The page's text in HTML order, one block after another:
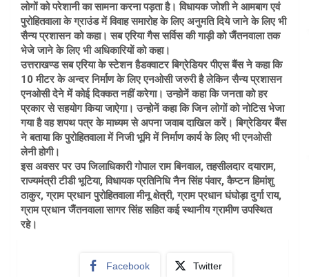
लोगों को परेशानी का सामना करना पड़ता है। विधायक जोशी ने आमबाग एवं
पुरोहितवाला के ग्राउंड में विवाह समारोह के लिए अनुमति दिये जाने के लिए भी
सैन्य प्रशासन को कहा। सब एरिया गैस सर्विस की गाड़ी को जैंतनवाला तक
भेजे जाने के लिए भी अधिकारियों को कहा।
उत्तराखण्ड सब एरिया के स्टेशन हैडक्वाटर बिग्रेडियर पीएस बैंस ने कहा कि
10 मीटर के अन्दर निर्माण के लिए एनओसी जरुरी है लेकिन सैन्य प्रशासन
एनओसी देने में कोई दिक्कत नहीं करेगा। उन्होनें कहा कि जनता को हर
प्रकार से सहयोग किया जाऐगा। उन्होनें कहा कि जिन लोगों को नोटिस भेजा
गया है वह शपथ पत्र के माध्यम से अपना जवाब दाखिल करें। बिग्रेडियर बैंस
ने बताया कि पुरोहितवाला में निजी भूमि में निर्माण कार्य के लिए भी एनओसी
लेनी होगी।
इस अवसर पर उप जिलाधिकारी गोपाल राम बिनवाल, तहसीलदार दयाराम,
राज्यमंत्री टीडी भूटिया, विधायक प्रतिनिधि नैन सिंह पंवार, कैप्टन हिमांशु
ठाकुर, ग्राम प्रधान पुरोहितवाला मीनू क्षेत्री, ग्राम प्रधान घंघोड़ा दुर्गा राय,
ग्राम प्रधान जैंतनवाला सागर सिंह सहित कई स्थानीय ग्रामीण उपस्थित
रहे।
Facebook Twitter